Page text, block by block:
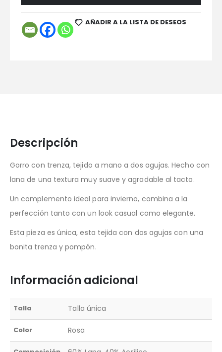
AÑADIR A LA LISTA DE DESEOS
Descripción
Gorro con trenza, tejido a mano a dos agujas. Hecho con
lana de una textura muy suave y agradable al tacto.
Un complemento ideal para invierno, combina a la
perfección tanto con un look casual como elegante.
Esta pieza es única, esta tejida con dos agujas con una
bonita trenza y pompón.
Información adicional
Talla Talla única
Color Rosa